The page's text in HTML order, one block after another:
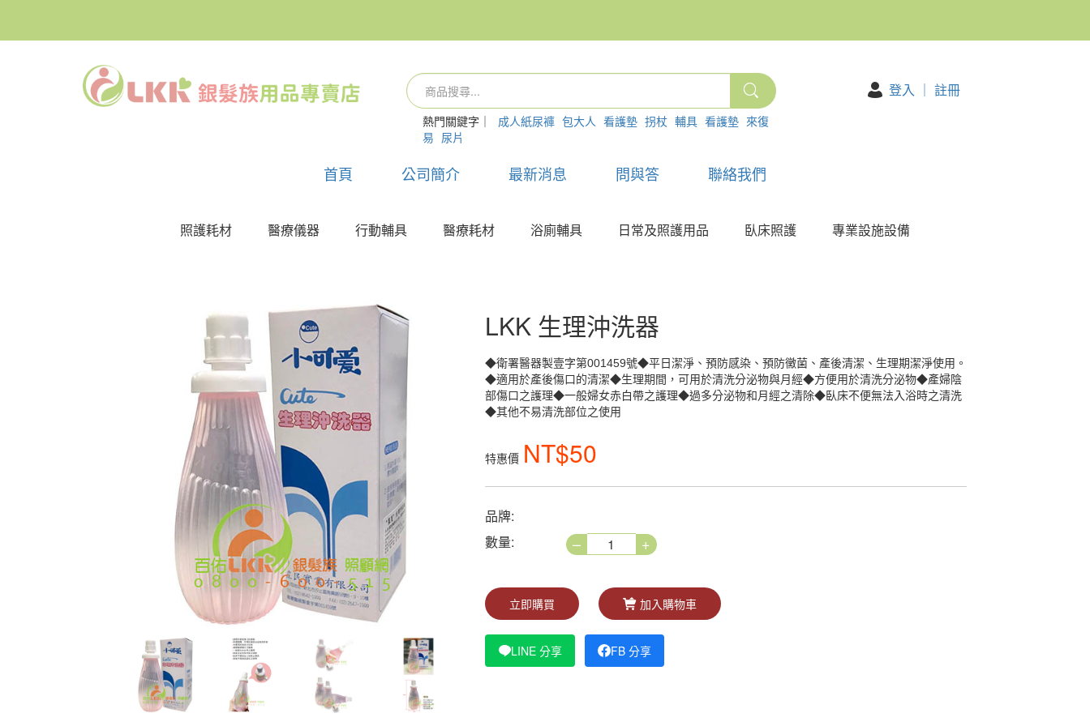
熱門關鍵字｜ 成人紙尿褲 包大人 看護墊 拐杖 輔具 看護墊 來復
易 尿片
登入 ｜ 註冊
首頁 公司簡介 最新消息 問與答 聯絡我們
照護耗材 醫療儀器 行動輔具 醫療耗材 浴廁輔具 日常及照護用品 臥床照護 專業設施設備
LKK 生理沖洗器
◆衛署醫器製壹字第001459號◆平日潔淨、預防感染、預防黴菌、產後清潔、生理期潔淨使用。
◆適用於產後傷口的清潔◆生理期間，可用於清洗分泌物與月經◆方便用於清洗分泌物◆產婦陰
部傷口之護理◆一般婦女赤白帶之護理◆過多分泌物和月經之清除◆臥床不便無法入浴時之清洗
◆其他不易清洗部位之使用
特惠價 NT$50
品牌:
數量:
– +
立即購買 加入購物車
LINE 分享 FB 分享